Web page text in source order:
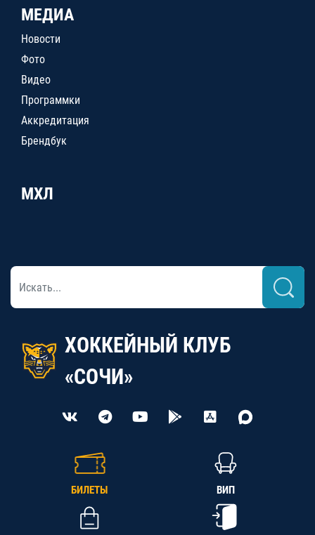
МЕДИА
Новости
Фото
Видео
Программки
Аккредитация
Брендбук
МХЛ
ХОККЕЙНЫЙ КЛУБ
«СОЧИ»
БИЛЕТЫ ВИП